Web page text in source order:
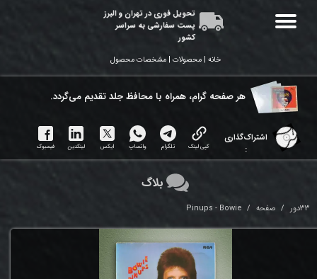
تحویل فوری در تهران و البرز
پست سفارشی به سراسر
کشور
خانه | محصولات | مشخصات محصول
هر ​صفحه گرام، همراه با محافظ جلد تقدیم می‌گردد.
اشتراک‌گذاری
:
کپی لینک تلگرام واتساپ ایکس لینکدین فیسبوک
33دور صفحه Pinups - Bowie
بلاگ